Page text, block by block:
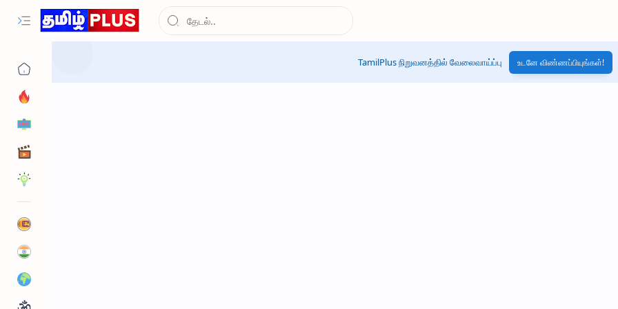
TamilPlus நிறுவனத்தில் வேலைவாய்ப்பு உடனே விண்ணப்பியுங்கள்!